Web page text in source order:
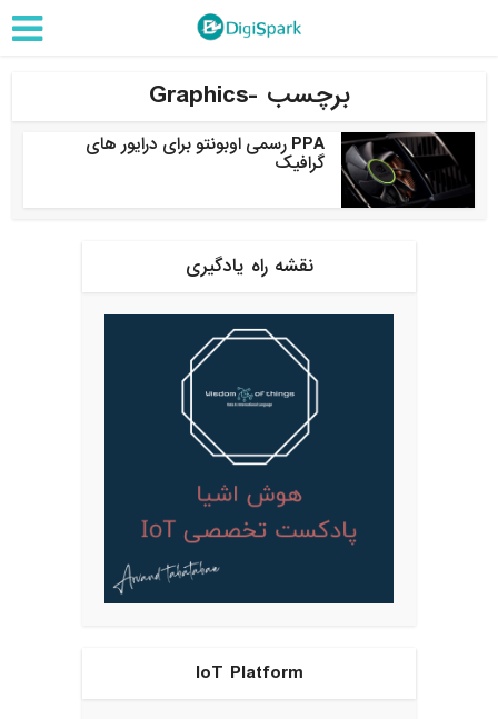
برچسب -Graphics
PPA رسمی اوبونتو برای درایور های
گرافیک
نقشه راه یادگیری
IoT Platform